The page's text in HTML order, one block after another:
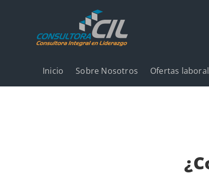
Inicio Sobre Nosotros Ofertas